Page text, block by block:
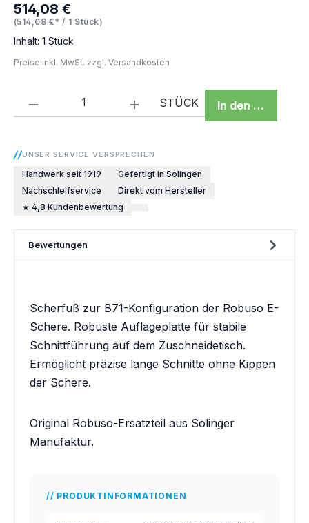
Regulärer Preis:
514,08 €
(514,08 €* / 1 Stück)
Inhalt: 1 Stück
Preise inkl. MwSt. zzgl. Versandkosten
Produkt Anzahl: Gib den
STÜCK In den
UNSER SERVICE VERSPRECHEN
Handwerk seit 1919
Gefertigt in Solingen
Nachschleifservice
Direkt vom Hersteller
★ 4,8 Kundenbewertung
Bewertungen
Scherfuß zur B71-Konfiguration der Robuso E-
Schere. Robuste Auflageplatte für stabile
Schnittführung auf dem Zuschneidetisch.
Ermöglicht präzise lange Schnitte ohne Kippen
der Schere.
Original Robuso-Ersatzteil aus Solinger
Manufaktur.
PRODUKTINFORMATIONEN